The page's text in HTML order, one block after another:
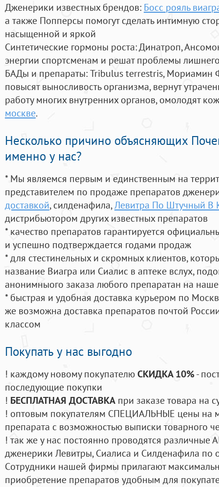
Дженерики известных брендов: Босс рояль
а также Попперсы помогут сделать интимную
насыщенной и яркой
Синтетические гормоны роста: Динатроп,
энергии спортсменам и решат проблемы
БАДы и препараты:Tribulus terrestris, Мориамин
повысят выносливость организма, вернут
работу многих внутренних органов, омолодят
москве.
Несколько причино объясняющих
именно у нас?
* Мы являемся первым и единственным на
представителем по продаже препаратов
доставкой, силденафила,Левитра По Штучный В
дистрибьютором других известных препаратов
* качество препаратов гарантируется
и успешно подтверждается годами продаж
* для стестинельных и скромных клиентов,
название Виагра или Сиалис в аптеке вслух,
анонимныого заказа любого препаратан на
* быстрая и удобная доставка курьером по
же возможна доставка препаратов почтой
классом
Покупать у нас выгодно
! каждому новому покупателюСКИДКА 10%-
последующие покупки
! БЕСПЛАТНАЯ ДОСТАВКА при заказе товара на
! оптовым покупателям СПЕЦИАЛЬНЫЕ цены на
препарата с возможностью выписки товарного
! так же у нас постоянно проводятся
дженерики Левитры, Сиалиса и Силденафила по
Cотрудники нашей фирмы прилагают
приобретение препаратов удобным для